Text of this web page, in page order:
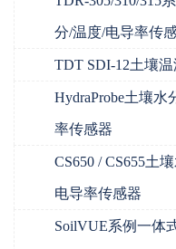
分/温度/电导率传
TDT SDI-12土壤
HydraProbe土壤水
率传感器
CS650 / CS655土
电导率传感器
SoilVUE系例一体